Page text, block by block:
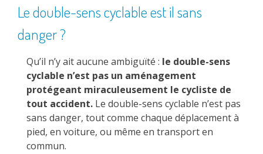
Le double-sens cyclable est il sans
danger ?
Qu’il n’y ait aucune ambiguïté : le double-sens
cyclable n’est pas un aménagement
protégeant miraculeusement le cycliste de
tout accident. Le double-sens cyclable n’est pas
sans danger, tout comme chaque déplacement à
pied, en voiture, ou même en transport en
commun.